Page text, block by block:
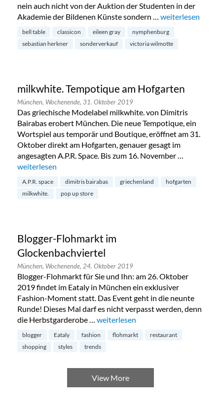
nein auch nicht von der Auktion der Studenten in der
Akademie der Bildenen Künste sondern … „Classicon
weiterlesen
bell table classicon eileen gray
nymphenburg
sebastian herkner
sonderverkauf victoria wilmotte
milkwhite. Tempotique am Hofgarten
München, Wochenende, 31. Oktober 2019
Das griechische Modelabel milkwhite. von Dimitris
Bairabas erobert München. Die neue Tempotique, ein
Wortspiel aus temporär und Boutique, eröffnet am 31.
Oktober direkt am Hofgarten, genauer gesagt im
angesagten A.P.R. Space. Bis zum 16. November …
„milkwhite. Tempotique am Hofgarten“
weiterlesen
A.P.R. space dimitris bairabas griechenland
hofgarten
milkwhite.
pop up store
Blogger-Flohmarkt im
Glockenbachviertel
München, Wochenende, 24. Oktober 2019
Blogger-Flohmarkt für Sie und Ihn: am 26. Oktober
2019 findet im Eataly in München ein exklusiver
Fashion-Moment statt. Das Event geht in die neunte
Runde! Dieses Mal darf es nicht verpasst werden, denn
die Herbstgarderobe … „Blogger-Flohmarkt im
weiterlesen
blogger Eataly fashion flohmarkt
restaurant
shopping
styles trends
View More